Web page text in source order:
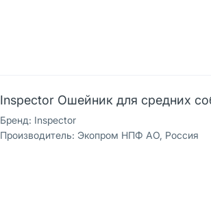
Inspector Ошейник для средних
Бренд: Inspector
Производитель: Экопром НПФ АО, Россия